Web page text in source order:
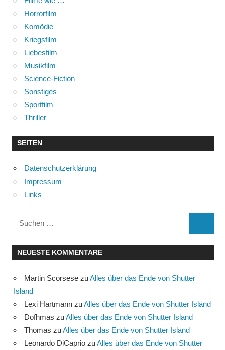
Horrorfilm
Komödie
Kriegsfilm
Liebesfilm
Musikfilm
Science-Fiction
Sonstiges
Sportfilm
Thriller
SEITEN
Datenschutzerklärung
Impressum
Links
Suchen
nach:
NEUESTE KOMMENTARE
Martin Scorsese zuAlles über das Ende von Shutter
Island
Lexi Hartmann zuAlles über das Ende von Shutter Island
Dofhmas zuAlles über das Ende von Shutter Island
Thomas zuAlles über das Ende von Shutter Island
Leonardo DiCaprio zuAlles über das Ende von Shutter